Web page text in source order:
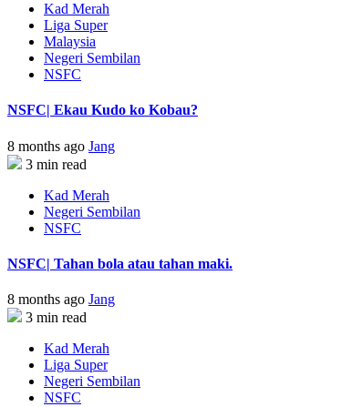
Kad Merah
Liga Super
Malaysia
Negeri Sembilan
NSFC
NSFC| Ekau Kudo ko Kobau?
8 months ago Jang
3 min read
Kad Merah
Negeri Sembilan
NSFC
NSFC| Tahan bola atau tahan maki.
8 months ago Jang
3 min read
Kad Merah
Liga Super
Negeri Sembilan
NSFC